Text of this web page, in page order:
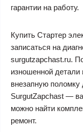
гарантии на работу.
Купить Стартер
записаться на
surgutzapchast.ru.
изношенной детали
внезапную поломку
SurgutZapchast —
можно найти
ремонт.